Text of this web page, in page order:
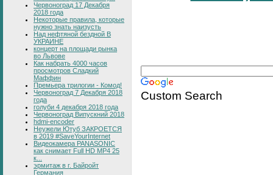
Червоноград 17 Декабря
2018 года
Некоторые правила, которые
нужно знать наизусть
Над нефтяной бездной В
УКРАИНЕ
концерт на площади рынка
во Львове
Как набрать 4000 часов
просмотров Сладкий
Маффин
Премьера трилогии - Комод!
Червоноград 7 Декабря 2018
года
голуби 4 декабря 2018 года
Червоноград Випускний 2018
hdmi-encoder
Неужели Ютуб ЗАКРОЕТСЯ
в 2019 #SaveYourInternet
Видеокамера PANASONIC
как снимает Full HD MP4 25
к...
эрмитаж в г. Байройт
Германия
Custom Search